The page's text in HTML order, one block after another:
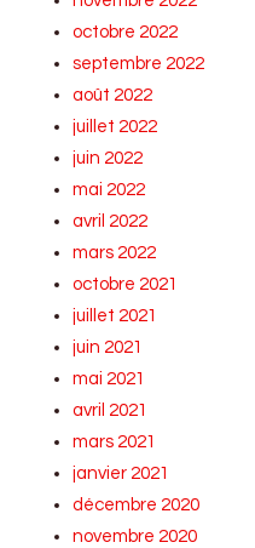
octobre 2022
septembre 2022
août 2022
juillet 2022
juin 2022
mai 2022
avril 2022
mars 2022
octobre 2021
juillet 2021
juin 2021
mai 2021
avril 2021
mars 2021
janvier 2021
décembre 2020
novembre 2020